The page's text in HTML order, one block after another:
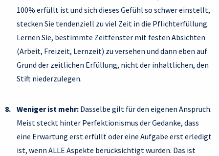
100% erfüllt ist und sich dieses Gefühl so schwer einstellt,
stecken Sie tendenziell zu viel Zeit in die Pflichterfüllung.
Lernen Sie, bestimmte Zeitfenster mit festen Absichten
(Arbeit, Freizeit, Lernzeit) zu versehen und dann eben auf
Grund der zeitlichen Erfüllung, nicht der inhaltlichen, den
Stift niederzulegen.
Weniger ist mehr: Dasselbe gilt für den eigenen Anspruch.
Meist steckt hinter Perfektionismus der Gedanke, dass
eine Erwartung erst erfüllt oder eine Aufgabe erst erledigt
ist, wenn ALLE Aspekte berücksichtigt wurden. Das ist